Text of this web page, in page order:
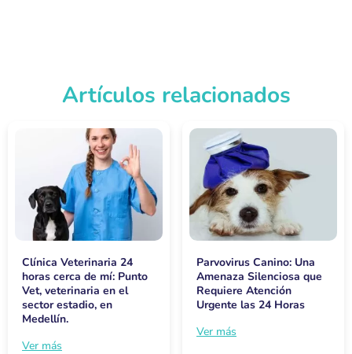
Artículos relacionados
Clínica Veterinaria 24
horas cerca de mí: Punto
Vet, veterinaria en el
sector estadio, en
Medellín.
Ver más
Parvovirus Canino: Una
Amenaza Silenciosa que
Requiere Atención
Urgente las 24 Horas
Ver más